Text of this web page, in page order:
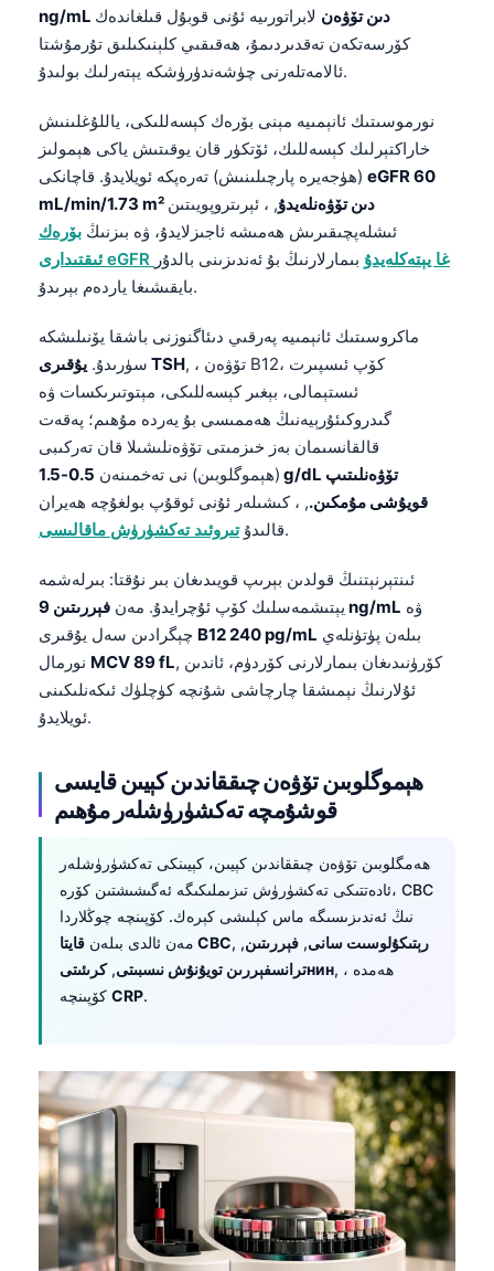
ng/mL دىن تۆۋەن لابراتورىيە ئۇنى قوبۇل قىلغاندەك
كۆرسەتكەن تەقدىردىمۇ، ھەقىقىي كلېنىكىلىق تۇرمۇشتا
ئالامەتلەرنى چۈشەندۈرۈشكە يېتەرلىك بولىدۇ.
نورموسىتىك ئانېمىيە مېنى بۆرەك كېسەللىكى، ياللۇغلىنىش
خاراكتېرلىك كېسەللىك، ئۆتكۈر قان يوقىتىش ياكى ھېمولىز
eGFR 60
mL/min/1.73 m² دىن تۆۋەنلەيدۇ, ، ئېرىتروپويىتىن
ئىشلەپچىقىرىش ھەمىشە ئاجىزلايدۇ، ۋە بىزنىڭ بۆرەك
ئىقتىدارى eGFR غا يېتەكلەيدۇ بىمارلارنىڭ بۇ ئەندىزىنى بالدۇر
بايقىشىغا ياردەم بېرىدۇ.
ماكروسىتىك ئانېمىيە پەرقىي دىئاگنوزنى باشقا يۆنىلىشكە
سۈرىدۇ. يۇقىرى TSH, ، تۆۋەن B12، كۆپ ئىسپىرت
ئىستېمالى، بېغىر كېسەللىكى، مېتوتىرىكسات ۋە
گىدروكىئۇرېيەنىڭ ھەممىسى بۇ يەردە مۇھىم؛ پەقەت
قالقانسىمان بەز خىزمىتى تۆۋەنلىشىلا قان تەركىبى
(ھېموگلوبىن) نى تەخمىنەن
0.5-1.5 g/dL تۆۋەنلىتىپ
قويۇشى مۇمكىن., ، كىشىلەر ئۇنى ئوقۇپ بولغۇچە ھەيران
قالىدۇتىروئىد تەكشۈرۈش ماقالىسى .
ئىنتېرنېتنىڭ قولدىن بېرىپ قويىدىغان بىر نۇقتا: بىرلەشمە
يېتىشمەسلىك كۆپ ئۇچرايدۇ. مەن فېررىتىن 9 ng/mL
B12 240 pg/mL
MCV 89 fL, كۆرۈنىدىغان بىمارلارنى كۆردۈم، ئاندىن
ئۇلارنىڭ نېمىشقا چارچاشى شۇنچە كۈچلۈك ئىكەنلىكىنى
ئويلايدۇ.
ھېموگلوبىن تۆۋەن چىققاندىن كېيىن قايسى
قوشۇمچە تەكشۈرۈشلەر مۇھىم
ھەمگلوبىن تۆۋەن چىققاندىن كېيىن، كېيىنكى تەكشۈرۈشلەر
ئادەتتىكى تەكشۈرۈش تىزىملىكىگە ئەگىشىشتىن كۆرە، CBC
نىڭ ئەندىزىسىگە ماس كېلىشى كېرەك. كۆپىنچە چوڭلاردا
مەن ئالدى بىلەن قايتا CBC, رېتىكۇلوسىت سانى, فېررىتىن,
ترانسفېررىن تويۇنۇش نىسبىتى, كرىئىتىнин, ، ھەمدە
CRP.
Azərbaycan dili
Eesti
日本語
Čeština
ქართული
Русский
Polski
한국어
Slovenščina
Magyar
Shqip
বাংলা
اردو
ગુજરાતી
ಕನ್ನಡ
മലയാളം
Bahasa Melayu
Tiếng Việt
Tagalog
ไทย
ဗမာစာ
ភាសាខ្មែរ
አማርኛ
Українська
O‘zbekcha
Català
Қазақ тілі
Hrvatski
Slovenčina